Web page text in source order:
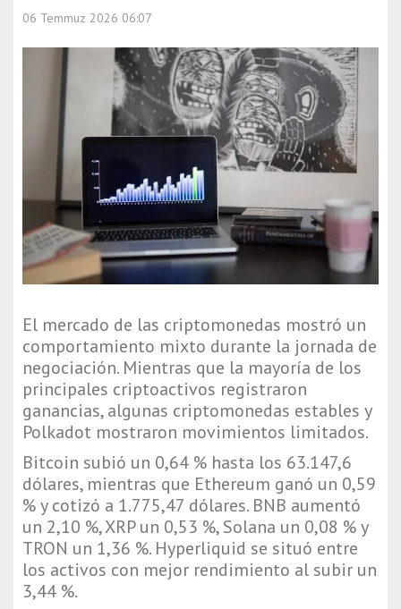
06 Temmuz 2026 06:07
El mercado de las criptomonedas mostró un
comportamiento mixto durante la jornada de
negociación. Mientras que la mayoría de los
principales criptoactivos registraron
ganancias, algunas criptomonedas estables y
Polkadot mostraron movimientos limitados.
Bitcoin subió un 0,64 % hasta los 63.147,6
dólares, mientras que Ethereum ganó un 0,59
% y cotizó a 1.775,47 dólares. BNB aumentó
un 2,10 %, XRP un 0,53 %, Solana un 0,08 % y
TRON un 1,36 %. Hyperliquid se situó entre
los activos con mejor rendimiento al subir un
3,44 %.